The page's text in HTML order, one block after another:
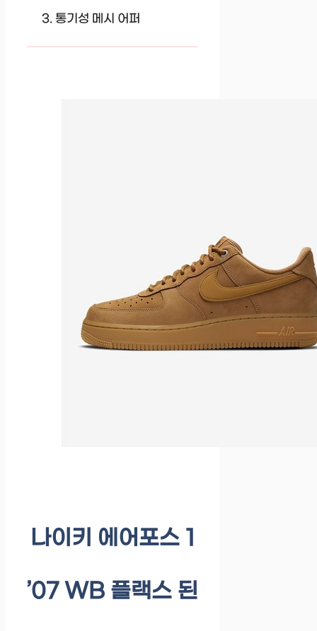
통기성 메시 어퍼
나이키 에어포스 1
’07 WB 플랙스 된